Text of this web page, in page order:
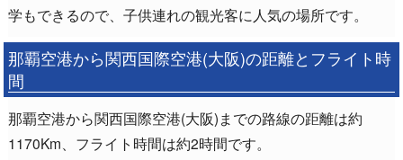
学もできるので、子供連れの観光客に人気の場所です。
那覇空港から関西国際空港(大阪)の距離とフライト時
間
那覇空港から関西国際空港(大阪)までの路線の距離は約
1170Km、フライト時間は約2時間です。